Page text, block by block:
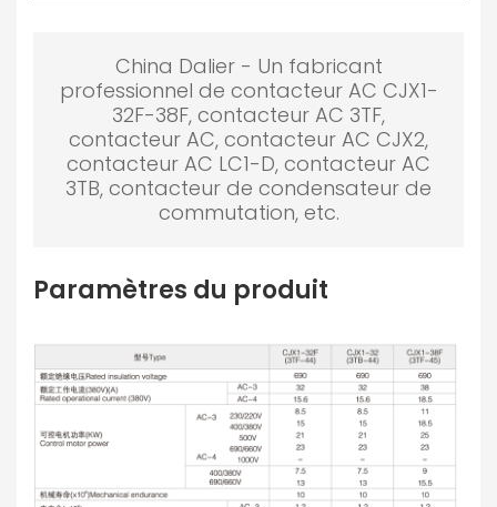
China Dalier - Un fabricant
professionnel de contacteur AC CJX1-
32F-38F, contacteur AC 3TF,
contacteur AC, contacteur AC CJX2,
contacteur AC LC1-D, contacteur AC
3TB, contacteur de condensateur de
commutation, etc.
Paramètres du produit